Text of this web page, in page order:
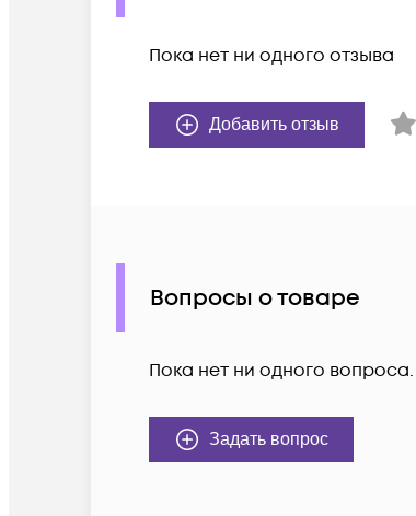
Пока нет ни одного отзыва
Добавить отзыв
Вопросы о товаре
Пока нет ни одного вопроса.
Задать вопрос